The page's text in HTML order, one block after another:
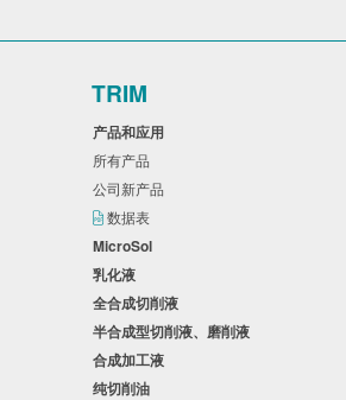
TRIM
产品和应用
所有产品
公司新产品
数据表
MicroSol
乳化液
全合成切削液
半合成型切削液、磨削液
合成加工液
纯切削油